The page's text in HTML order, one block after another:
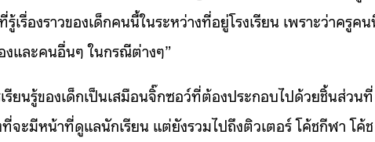
รื่องราวของเด็กคนนี้ในระหว่างที่อยู่โรงเรียน เพราะว่าครูค
งและคนอื่นๆ ในกรณีต่างๆ”
รียนรู้ของเด็กเป็นเสมือนจิ๊กซอว์ที่ต้องประกอบไปด้วยชิ้นส่วนที่
ะมีหน้าที่ดูแลนักเรียน แต่ยังรวมไปถึงติวเตอร์ โค้ชกีฬา โค้ช